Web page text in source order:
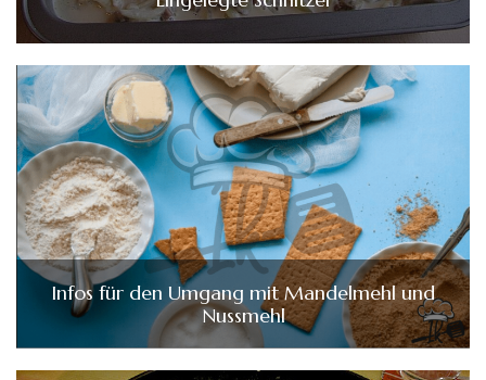
Infos für den Umgang mit Mandelmehl und
Nussmehl